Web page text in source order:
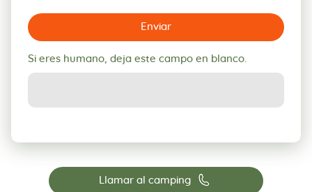
Enviar
Si eres humano, deja este campo en blanco.
Llamar al camping 📞